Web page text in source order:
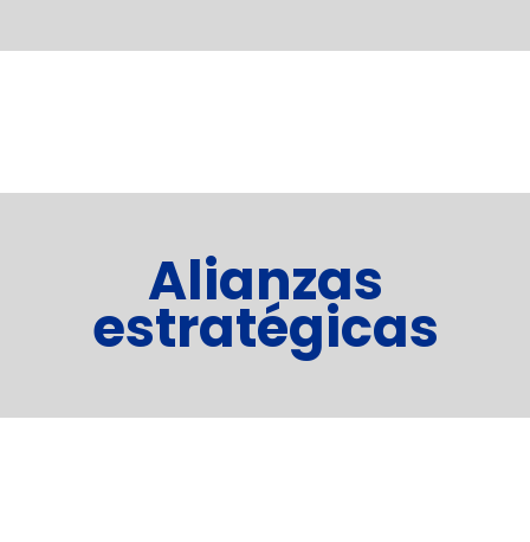
Alianzas
estratégicas